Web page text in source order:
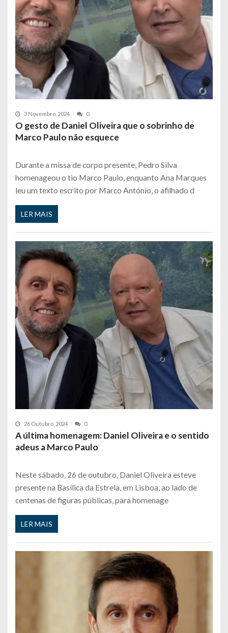
3 Novembro, 2024 0
O gesto de Daniel Oliveira que o sobrinho de
Marco Paulo não esquece
Durante a missa de corpo presente, Pedro Silva
homenageou o tio Marco Paulo, enquanto Ana Marques
leu um texto escrito por Marco António, o afilhado d
LER MAIS
26 Outubro, 2024 0
A última homenagem: Daniel Oliveira e o sentido
adeus a Marco Paulo
Neste sábado, 26 de outubro, Daniel Oliveira esteve
presente na Basílica da Estrela, em Lisboa, ao lado de
centenas de figuras públicas, para homenage
LER MAIS